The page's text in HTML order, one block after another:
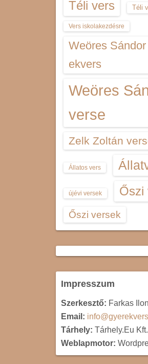
Téli vers Téli
Vers iskolakezdésre
Weöres
ekvers
Weöres
verse
Zelk Zoltán
Állatos vers
újévi versek Őszi
Őszi versek
Impresszum
Szerkesztő: Farkas
Email:
Tárhely: Tárhely.Eu Kft.
Weblapmotor: